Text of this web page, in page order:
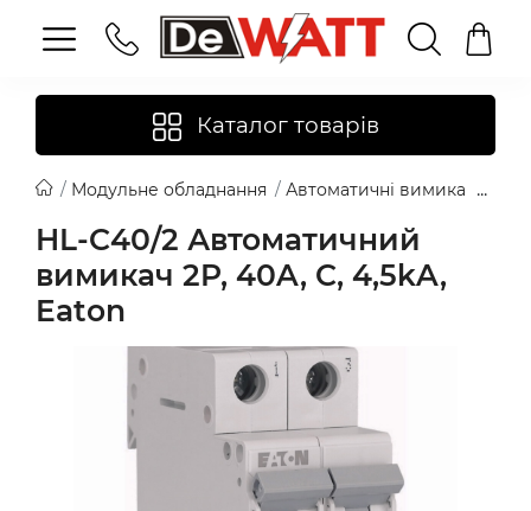
Каталог товарів
Модульне обладнання Автоматичні вимикачі
HL-C40/2 Автоматичний
вимикач 2P, 40A, C, 4,5kA,
Eaton